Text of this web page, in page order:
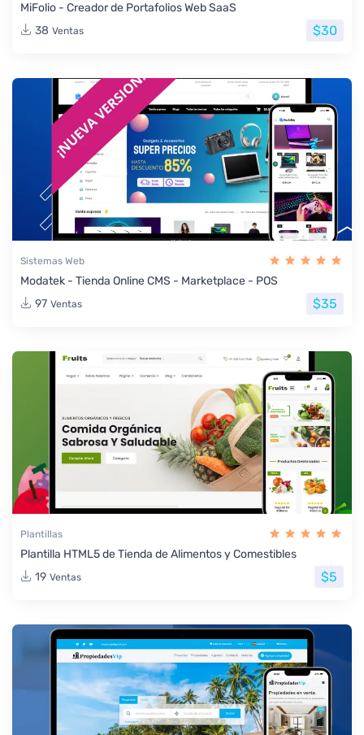
MiFolio - Creador de Portafolios Web SaaS
38 Ventas $30
Sistemas Web
Modatek - Tienda Online CMS - Marketplace - POS
97 Ventas $35
Plantillas
Plantilla HTML5 de Tienda de Alimentos y Comestibles
19 Ventas $5